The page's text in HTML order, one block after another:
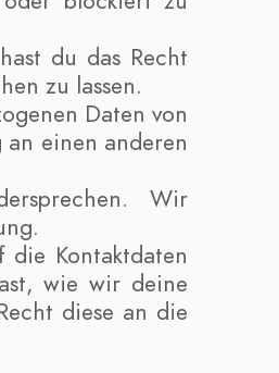
du das Recht
zu lassen.
Daten von
einen anderen
Wir
Kontaktdaten
wie wir deine
diese an die